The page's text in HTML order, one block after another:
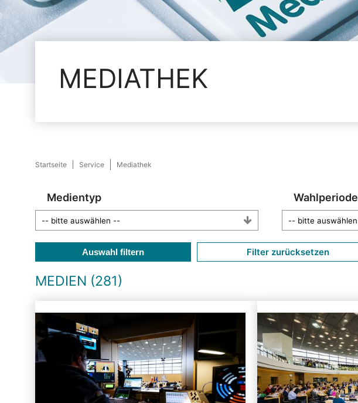
MEDIATHEK
Startseite Service Mediathek
Medientyp Wahlperiode
Auswahl filtern Filter zurücksetzen
MEDIEN (281)